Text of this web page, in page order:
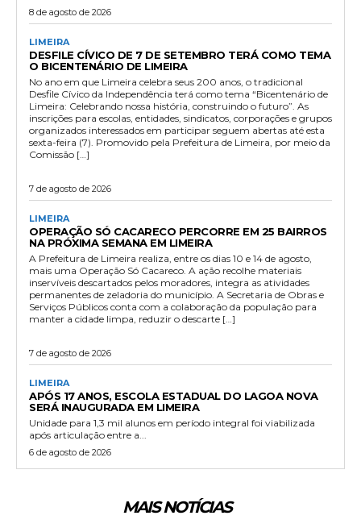
8 de agosto de 2026
LIMEIRA
DESFILE CÍVICO DE 7 DE SETEMBRO TERÁ COMO TEMA
O BICENTENÁRIO DE LIMEIRA
No ano em que Limeira celebra seus 200 anos, o tradicional
Desfile Cívico da Independência terá como tema “Bicentenário de
Limeira: Celebrando nossa história, construindo o futuro”. As
inscrições para escolas, entidades, sindicatos, corporações e grupos
organizados interessados em participar seguem abertas até esta
sexta-feira (7). Promovido pela Prefeitura de Limeira, por meio da
Comissão […]
7 de agosto de 2026
LIMEIRA
OPERAÇÃO SÓ CACARECO PERCORRE EM 25 BAIRROS
NA PRÓXIMA SEMANA EM LIMEIRA
A Prefeitura de Limeira realiza, entre os dias 10 e 14 de agosto,
mais uma Operação Só Cacareco. A ação recolhe materiais
inservíveis descartados pelos moradores, integra as atividades
permanentes de zeladoria do município. A Secretaria de Obras e
Serviços Públicos conta com a colaboração da população para
manter a cidade limpa, reduzir o descarte […]
7 de agosto de 2026
LIMEIRA
APÓS 17 ANOS, ESCOLA ESTADUAL DO LAGOA NOVA
SERÁ INAUGURADA EM LIMEIRA
Unidade para 1,3 mil alunos em período integral foi viabilizada
após articulação entre a...
6 de agosto de 2026
MAIS NOTÍCIAS